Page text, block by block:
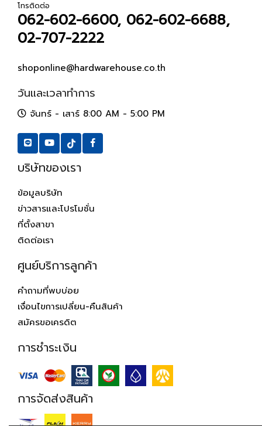
โทรติดต่อ
062-602-6600, 062-602-6688,
02-707-2222
shoponline@hardwarehouse.co.th
วันและเวลาทำการ
จันทร์ - เสาร์ 8:00 AM - 5:00 PM
บริษัทของเรา
ข้อมูลบริษัท
ข่าวสารและโปรโมชั่น
ที่ตั้งสาขา
ติดต่อเรา
ศูนย์บริการลูกค้า
คำถามที่พบบ่อย
เงื่อนไขการเปลี่ยน-คืนสินค้า
สมัครขอเครดิต
การชำระเงิน
การจัดส่งสินค้า